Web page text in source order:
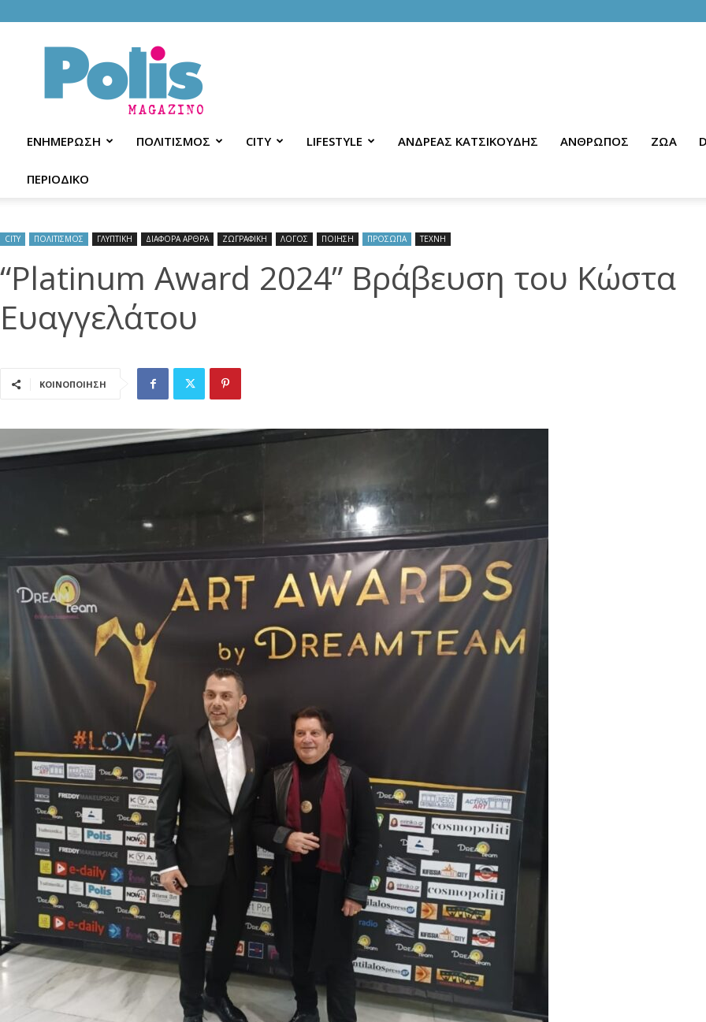
Polis
Magazino
ΕΝΗΜΕΡΩΣΗ ΠΟΛΙΤΙΣΜΟΣ CITY LIFESTYLE ΑΝΔΡΕΑΣ ΚΑΤΣΙΚΟΥΔΗΣ ΑΝΘΡΩΠΟΣ ΖΩΑ
ΠΕΡΙΟΔΙΚΟ
CITY ΠΟΛΙΤΙΣΜΟΣ ΓΛΥΠΤΙΚΗ ΔΙΑΦΟΡΑ ΑΡΘΡΑ ΖΩΓΡΑΦΙΚΗ ΛΟΓΟΣ ΠΟΙΗΣΗ ΠΡΟΣΩΠΑ ΤΕΧΝΗ
“Platinum Award 2024” Βράβευση του Κώστα
Ευαγγελάτου
ΚΟΙΝΟΠΟΙΗΣΗ